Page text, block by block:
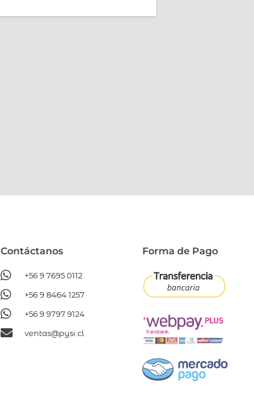
Contáctanos​
+56 9 7695 0112
+56 9 8464 1257
+56 9 9797 9124
ventas@pysi.cl
Forma de Pago